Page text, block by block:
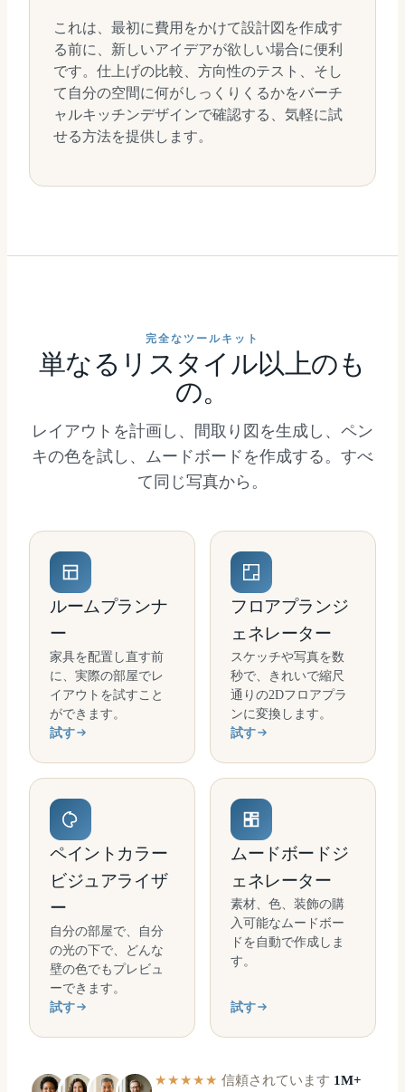
これは、最初に費用をかけて設計図を作成す
る前に、新しいアイデアが欲しい場合に便利
です。仕上げの比較、方向性のテスト、そし
て自分の空間に何がしっくりくるかをバーチ
ャルキッチンデザインで確認する、気軽に試
せる方法を提供します。
完全なツールキット
単なるリスタイル以上のも
の。
レイアウトを計画し、間取り図を生成し、ペン
キの色を試し、ムードボードを作成する。すべ
て同じ写真から。
ルームプランナ
ー
家具を配置し直す前
に、実際の部屋でレ
イアウトを試すこと
ができます。
試す
フロアプランジ
ェネレーター
スケッチや写真を数
秒で、きれいで縮尺
通りの2Dフロアプラ
ンに変換します。
試す
ペイントカラー
ビジュアライザ
ー
自分の部屋で、自分
の光の下で、どんな
壁の色でもプレビュ
ーできます。
試す
ムードボードジ
ェネレーター
素材、色、装飾の購
入可能なムードボー
ドを自動で作成しま
す。
試す
★★★★★ 信頼されています 1M+